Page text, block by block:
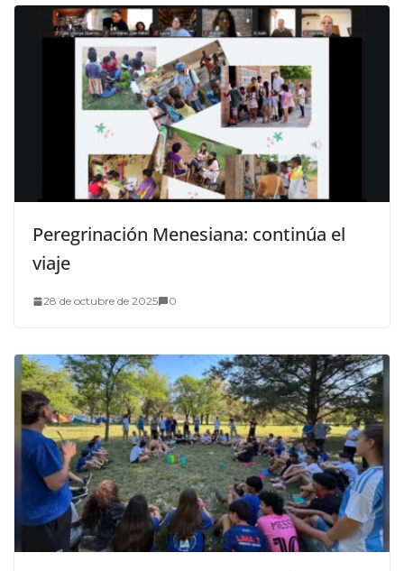
Peregrinación Menesiana: continúa el
viaje
28 de octubre de 2025 0